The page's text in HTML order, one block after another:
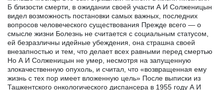
Б близости смерти, в ожидании своей участи А И Солженицын
видел возможность постановки самых важных, последних
вопросов человеческого существования Прежде всего — о
смысле жизни Болезнь не считается с социальным статусом,
ей безразличны идейные убеждения, она страшна своей
внезапностью и тем, что делает всех равными перед смертью
Но А И Солженицын не умер, несмотря на запущенную
злокачественную опухоль, и считал, что «возвращенная ему
жизнь с тех пор имеет вложенную цель» После выписки из
Ташкентского онкологического диспансера в 1955 году А И